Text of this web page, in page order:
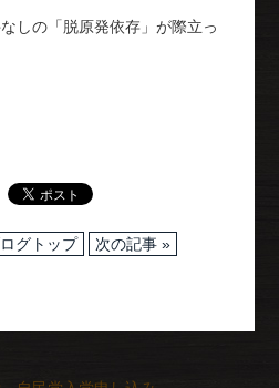
しの「脱原発依存」が際立っ
グトップ 次の記事 »